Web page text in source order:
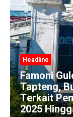
Gulo
Hingga